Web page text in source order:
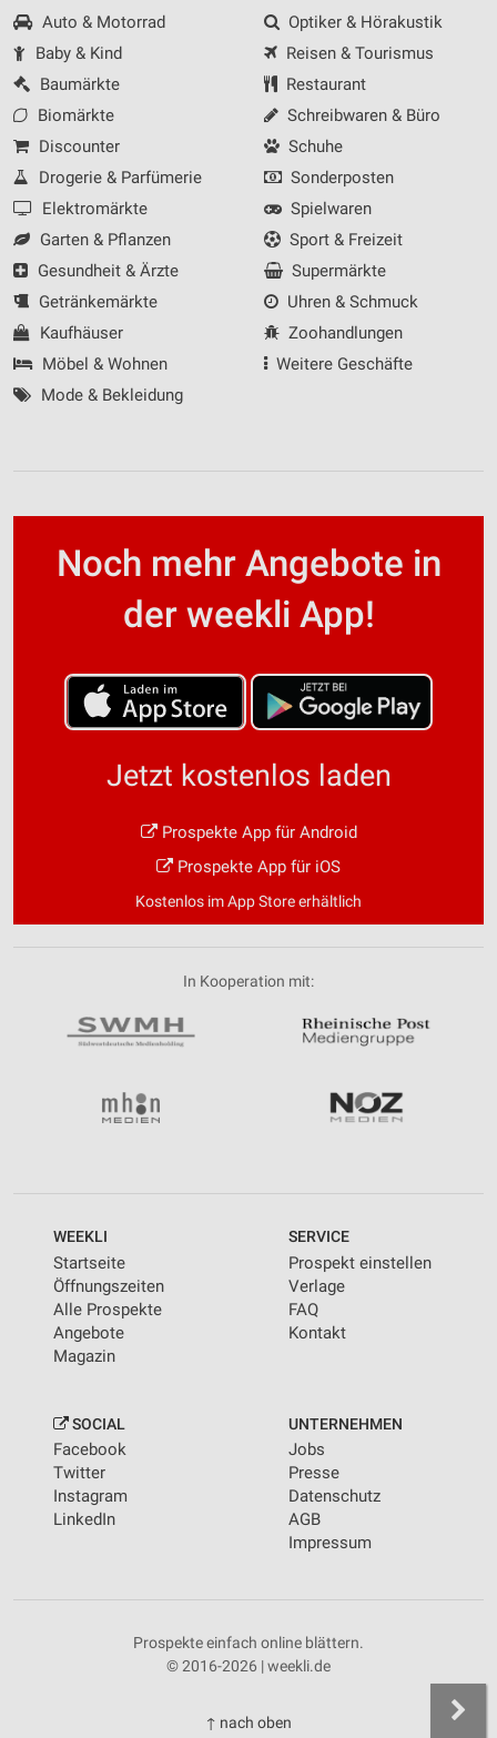
Auto & Motorrad
Baby & Kind
Baumärkte
Biomärkte
Discounter
Drogerie & Parfümerie
Elektromärkte
Garten & Pflanzen
Gesundheit & Ärzte
Getränkemärkte
Kaufhäuser
Möbel & Wohnen
Mode & Bekleidung
Optiker & Hörakustik
Reisen & Tourismus
Restaurant
Schreibwaren & Büro
Schuhe
Sonderposten
Spielwaren
Sport & Freizeit
Supermärkte
Uhren & Schmuck
Zoohandlungen
Weitere Geschäfte
Noch mehr Angebote in
der weekli App!
Jetzt kostenlos laden
Prospekte App für Android
Prospekte App für iOS
Kostenlos im App Store erhältlich
In Kooperation mit:
WEEKLI
Startseite
Öffnungszeiten
Alle Prospekte
Angebote
Magazin
SERVICE
Prospekt einstellen
Verlage
FAQ
Kontakt
SOCIAL
Facebook
Twitter
Instagram
LinkedIn
UNTERNEHMEN
Jobs
Presse
Datenschutz
AGB
Impressum
Prospekte einfach online blättern.
© 2016-2026 | weekli.de
↑ nach oben